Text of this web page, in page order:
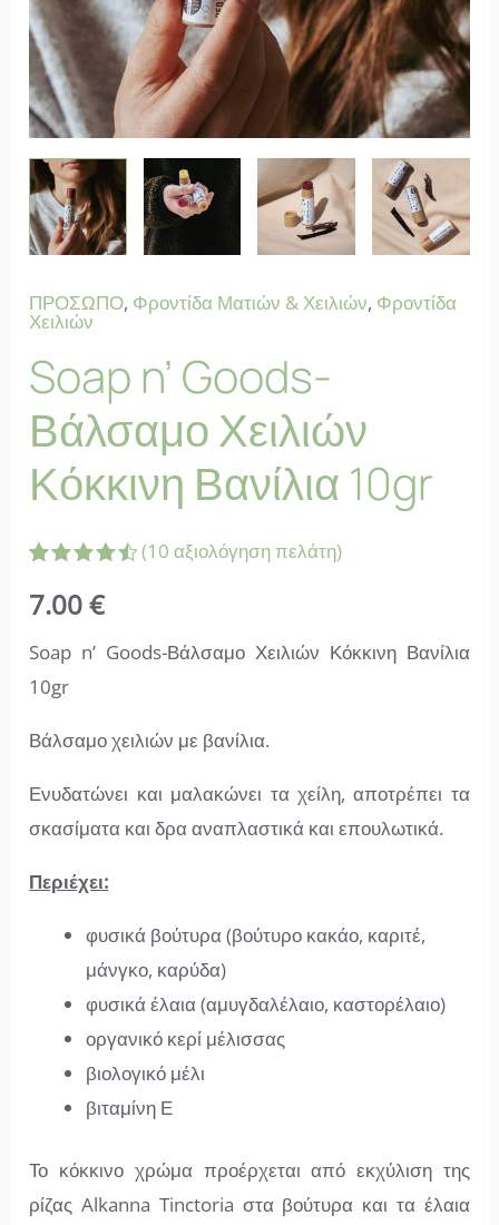
ΠΡΟΣΩΠΟ, Φροντίδα Ματιών & Χειλιών, Φροντίδα
Χειλιών
Soap n’ Goods-
Βάλσαμο Χειλιών
Κόκκινη Βανίλια 10gr
με4.60
από 5 με
βαθμολογία
(10 αξιολόγηση πελάτη)
7.00€
Soap n’ Goods-Βάλσαμο Χειλιών Κόκκινη Βανίλια
10gr
Βάλσαμο χειλιών με βανίλια.
Ενυδατώνει και μαλακώνει τα χείλη, αποτρέπει τα
σκασίματα και δρα αναπλαστικά και επουλωτικά.
Περιέχει:
φυσικά βούτυρα (βούτυρο κακάο, καριτέ,
μάνγκο, καρύδα)
φυσικά έλαια (αμυγδαλέλαιο, καστορέλαιο)
οργανικό κερί μέλισσας
βιολογικό μέλι
βιταμίνη Ε
Το κόκκινο χρώμα προέρχεται από εκχύλιση της
ρίζας Alkanna Tinctoria στα βούτυρα και τα έλαια